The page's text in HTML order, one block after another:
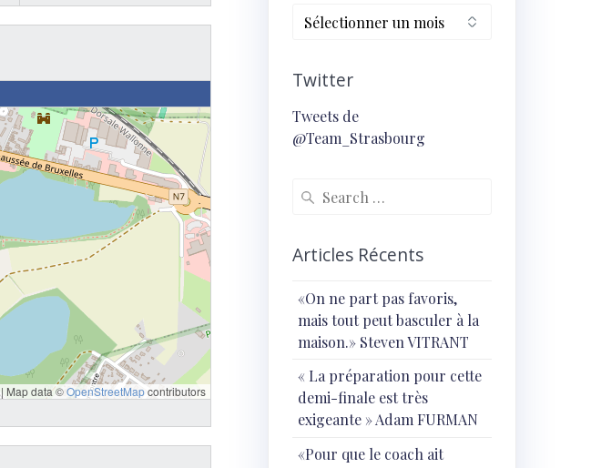
| Map data ©OpenStreetMapcontributors
Archives
Twitter
Tweets de
@Team_Strasbourg
Search
Articles Récents
«On ne part pas favoris,
mais tout peut basculer à la
maison.» Steven VITRANT
« ⁠La préparation pour cette
demi-finale est très
exigeante » Adam FURMAN
«Pour que le coach ait